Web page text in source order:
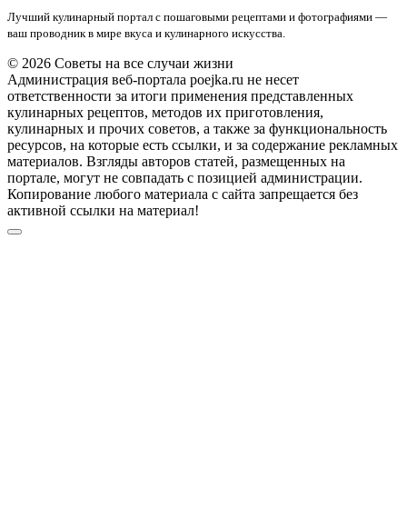
Лучший кулинарный портал с пошаговыми рецептами и фотографиями —
ваш проводник в мире вкуса и кулинарного искусства.
© 2026 Советы на все случаи жизни
Администрация веб-портала poejka.ru не несет
ответственности за итоги применения представленных
кулинарных рецептов, методов их приготовления,
кулинарных и прочих советов, а также за функциональность
ресурсов, на которые есть ссылки, и за содержание рекламных
материалов. Взгляды авторов статей, размещенных на
портале, могут не совпадать с позицией администрации.
Копирование любого материала с сайта запрещается без
активной ссылки на материал!